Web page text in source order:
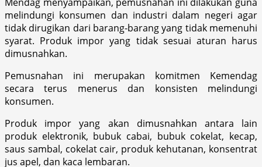
melindungi konsumen dan industri dalam negeri agar
tidak dirugikan dari barang-barang yang tidak memenuhi
syarat. Produk impor yang tidak sesuai aturan harus
dimusnahkan.
Pemusnahan ini merupakan komitmen Kemendag
secara terus menerus dan konsisten melindungi
konsumen.
Produk impor yang akan dimusnahkan antara lain
produk elektronik, bubuk cabai, bubuk cokelat, kecap,
saus sambal, cokelat cair, produk kehutanan, konsentrat
jus apel, dan kaca lembaran.